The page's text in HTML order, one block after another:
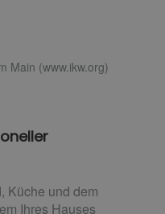
Main (www.ikw.org)
Küche und dem
Ihres Hauses